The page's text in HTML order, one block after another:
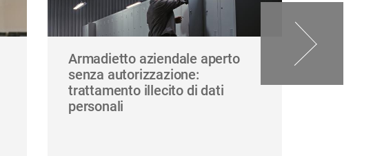
Armadietto aziendale aperto
senza autorizzazione:
trattamento illecito di dati
personali